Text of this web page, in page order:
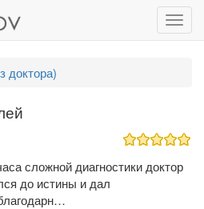
доктора)
сложной диагностики доктор
до истины и дал